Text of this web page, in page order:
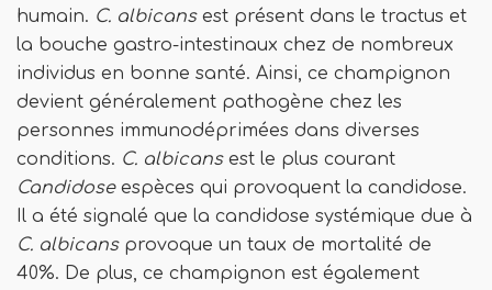
humain. C. albicansest présent dans le tractus et
la bouche gastro-intestinaux chez de nombreux
individus en bonne santé. Ainsi, ce champignon
devient généralement pathogène chez les
personnes immunodéprimées dans diverses
conditions. C. albicansest le plus courant
Candidoseespèces qui provoquent la candidose.
Il a été signalé que la candidose systémique due à
C. albicansprovoque un taux de mortalité de
40%. De plus, ce champignon est également